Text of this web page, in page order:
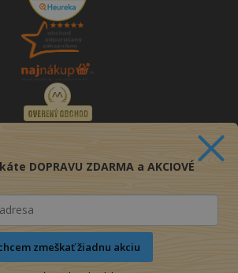
DOPRAVU ZDARMA a AKCIOVÉ
zmeškať žiadnu akciu